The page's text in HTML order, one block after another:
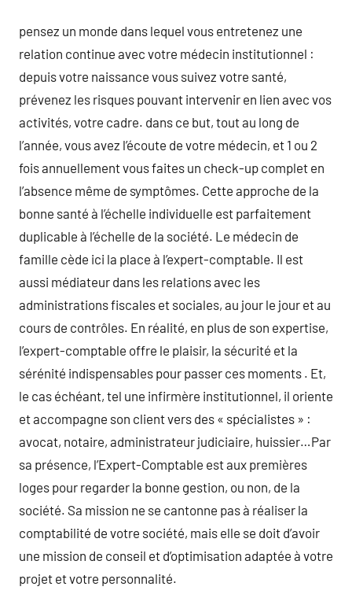
pensez un monde dans lequel vous entretenez une
relation continue avec votre médecin institutionnel :
depuis votre naissance vous suivez votre santé,
prévenez les risques pouvant intervenir en lien avec vos
activités, votre cadre. dans ce but, tout au long de
l’année, vous avez l’écoute de votre médecin, et 1 ou 2
fois annuellement vous faites un check-up complet en
l’absence même de symptômes. Cette approche de la
bonne santé à l’échelle individuelle est parfaitement
duplicable à l’échelle de la société. Le médecin de
famille cède ici la place à l’expert-comptable. Il est
aussi médiateur dans les relations avec les
administrations fiscales et sociales, au jour le jour et au
cours de contrôles. En réalité, en plus de son expertise,
l’expert-comptable offre le plaisir, la sécurité et la
sérénité indispensables pour passer ces moments . Et,
le cas échéant, tel une infirmère institutionnel, il oriente
et accompagne son client vers des « spécialistes » :
avocat, notaire, administrateur judiciaire, huissier…Par
sa présence, l’Expert-Comptable est aux premières
loges pour regarder la bonne gestion, ou non, de la
société. Sa mission ne se cantonne pas à réaliser la
comptabilité de votre société, mais elle se doit d’avoir
une mission de conseil et d’optimisation adaptée à votre
projet et votre personnalité.